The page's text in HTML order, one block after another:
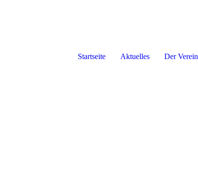
Startseite Aktuelles Der Verein